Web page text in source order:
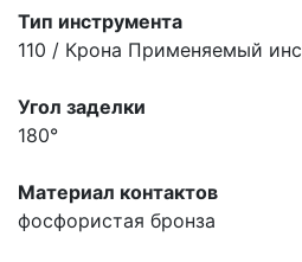
Тип инструмента
110 / Крона Применяемый
Угол заделки
180°
Материал контактов
фосфористая бронза